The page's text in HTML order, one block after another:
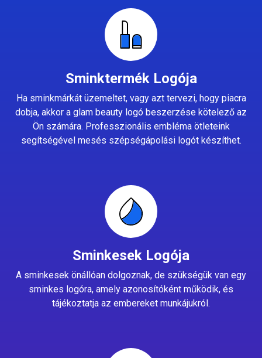
Sminktermék Logója
Ha sminkmárkát üzemeltet, vagy azt tervezi, hogy piacra
dobja, akkor a glam beauty logó beszerzése kötelező az
Ön számára. Professzionális embléma ötleteink
segítségével mesés szépségápolási logót készíthet.
Sminkesek Logója
A sminkesek önállóan dolgoznak, de szükségük van egy
sminkes logóra, amely azonosítóként működik, és
tájékoztatja az embereket munkájukról.